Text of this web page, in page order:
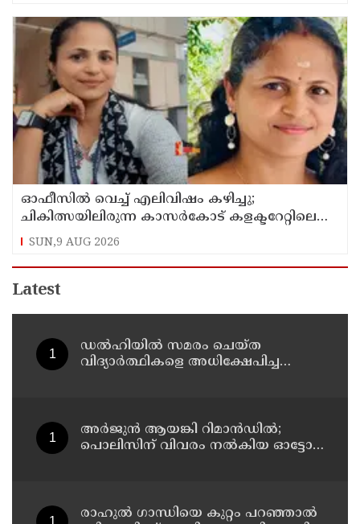
ഓഫീസില്‍ വെച്ച് എലിവിഷം കഴിച്ചു;
ചികിത്സയിലിരുന്ന കാസര്‍കോട് കളക്ടറേറ്റിലെ
സീനിയര്‍ ക്ലര്‍ക്ക് മരിച്ചു
SUN,9 AUG 2026
Latest
ഡൽഹിയിൽ സമരം ചെയ്ത
വിദ്യാർത്ഥികളെ അധിക്ഷേപിച്ച
അര്‍ജുന്‍ ആയങ്കി റിമാന്‍ഡില്‍;
പൊലിസിന് വിവരം നൽകിയ ഓട്ടോ
രാഹുല്‍ ഗാന്ധിയെ കുറ്റം പറഞ്ഞാല്‍